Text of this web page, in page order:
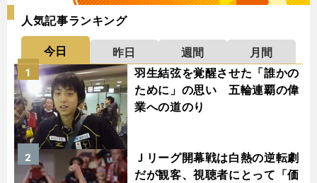
人気記事ランキング
今日 昨日 週間
月間
羽生結弦を覚醒させた「誰かの
ために」の思い 五輪連覇の偉
業への道のり
1
Ｊリーグ開幕戦は白熱の逆転劇
だが観客、視聴者にとって「価
2